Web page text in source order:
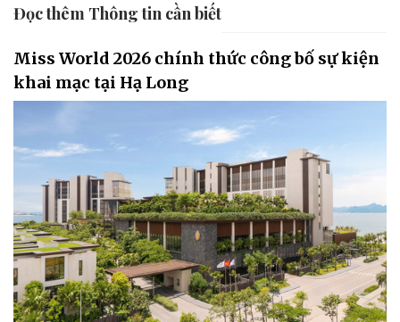
Đọc thêm Thông tin cần biết
Miss World 2026 chính thức công bố sự kiện
khai mạc tại Hạ Long